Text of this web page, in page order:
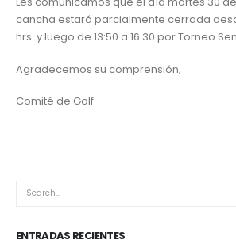
cancha estará parcialmente cerrada
hrs. y luego de 13:50 a 16:30 por Torneo
Agradecemos su comprensión,
Comité de Golf
ENTRADAS RECIENTES